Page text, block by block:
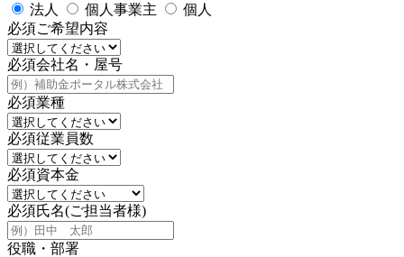
法人
個人事業主
個人
必須ご希望内容
必須会社名・屋号
必須業種
必須従業員数
必須資本金
必須氏名(ご担当者様)
役職・部署